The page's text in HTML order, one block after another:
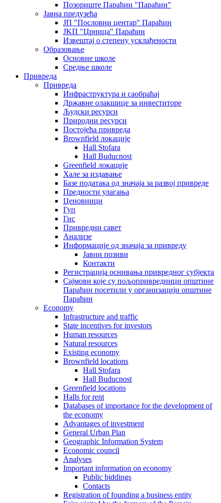
Позориште Параћин "Параћин"
Јавна предузећа
ЈП "Пословни центар" Параћин
ЈKП "Црница" Параћин
Извештај о степену усклађености
Образовање
Основне школе
Средње школе
Привреда
Привреда
Инфраструктура и саобраћај
Државне олакшице за инвеститоре
Људски ресурси
Природни ресурси
Постојећа привреда
Brownfield локације
Hall Stofara
Hall Buducnost
Greenfield локације
Хале за издавање
Базе података од значаја за развој привреде
Предности улагања
Ценовници
Гуп
Гис
Привредни савет
Aнализе
Информације од значаја за привреду
Јавни позиви
Контакти
Регистрација оснивања привредног субјекта
Сајмови које су пољопривредници општине
Параћин посетили у организацији општине
Параћин
Economy
Infrastructure and traffic
State incentives for investors
Human resources
Natural resources
Existing economy
Brownfield locations
Hall Stofara
Hall Buducnost
Greenfield locations
Halls for rent
Databases of importance for the development of
the economy
Advantages of investment
General Urban Plan
Geographic Information System
Еconomic council
Analyses
Important information on economy
Public biddings
Contacts
Registration of founding a business entity